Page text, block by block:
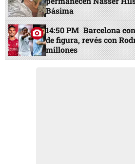
Básima
14:50 PM Barcelona
de figura, revés con
millones